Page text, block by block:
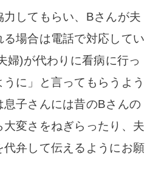
してもらい、Bさんが夫
場合は電話で対応してい
婦)が代わりに看病に行っ
に」
と言ってもらうよう
息子さんには昔のBさんの
変さをねぎらったり、夫
弁して伝えるようにお願